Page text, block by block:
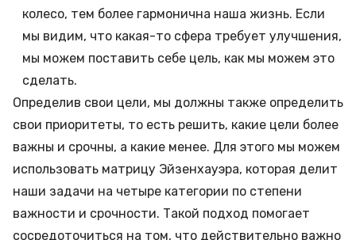
колесо, тем более гармонична наша жизнь. Если
мы видим, что какая-то сфера требует улучшения,
мы можем поставить себе цель, как мы можем это
сделать.
Определив свои цели, мы должны также определить
свои приоритеты, то есть решить, какие цели более
важны и срочны, а какие менее. Для этого мы можем
использовать матрицу Эйзенхауэра, которая делит
наши задачи на четыре категории по степени
важности и срочности. Такой подход помогает
сосредоточиться на том, что действительно важно